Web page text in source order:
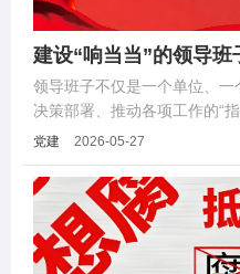
建设“响当当”的领导班
领导班子不仅是一个单位、一
决策部署、推动各项工作的“
运转的强与弱、运行效率的
党建 2026-05-27